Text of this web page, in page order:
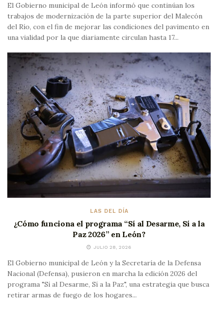
El Gobierno municipal de León informó que continúan los
trabajos de modernización de la parte superior del Malecón
del Río, con el fin de mejorar las condiciones del pavimento en
una vialidad por la que diariamente circulan hasta 17...
LAS DEL DÍA
¿Cómo funciona el programa “Sí al Desarme, Sí a la
Paz 2026” en León?
JULIO 28, 2026
El Gobierno municipal de León y la Secretaría de la Defensa
Nacional (Defensa), pusieron en marcha la edición 2026 del
programa "Sí al Desarme, Sí a la Paz", una estrategia que busca
retirar armas de fuego de los hogares...